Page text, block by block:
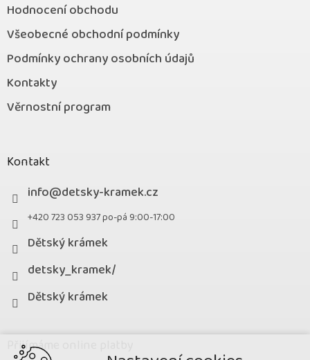
Hodnocení obchodu
Všeobecné obchodní podmínky
Podmínky ochrany osobních údajů
Kontakty
Věrnostní program
Kontakt
info@detsky-kramek.cz
+420 723 053 937 po-pá 9:00-17:00
Dětský krámek
detsky_kramek/
Dětský krámek
Přijímáme online platby